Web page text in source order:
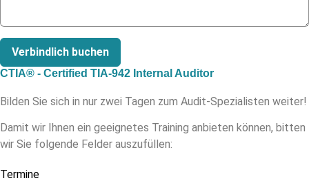
Verbindlich buchen
CTIA® - Certified TIA-942 Internal Auditor
Bilden Sie sich in nur zwei Tagen zum Audit-Spezialisten weiter!
Damit wir Ihnen ein geeignetes Training anbieten können, bitten
wir Sie folgende Felder auszufüllen:
Termine